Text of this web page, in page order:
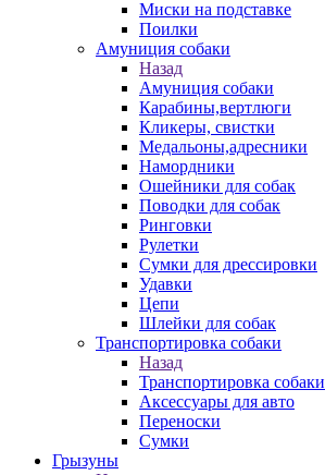
Миски на подставке
Поилки
Амуниция собаки
Назад
Амуниция собаки
Карабины,вертлюги
Кликеры, свистки
Медальоны,адресники
Намордники
Ошейники для собак
Поводки для собак
Ринговки
Рулетки
Сумки для дрессировки
Удавки
Цепи
Шлейки для собак
Транспортировка собаки
Назад
Транспортировка собаки
Аксессуары для авто
Переноски
Сумки
Грызуны